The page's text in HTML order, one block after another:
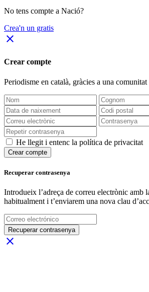
No tens compte a Nació?
Crea'n un gratis
close
Crear compte
Periodisme en català, gràcies a una
He llegit i entenc la política de privacitat
Crear compte
Recuperar contrasenya
Introdueix l’adreça de correu electrònic amb
habitualment i t’enviarem una nova clau
Recuperar contrasenya
close